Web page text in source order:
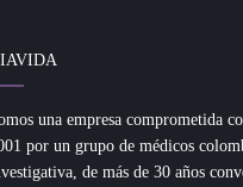
una empresa comprometida
por un grupo de médicos
de más de 30 años